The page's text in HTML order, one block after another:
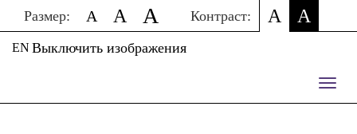
Размер: A A A Контраст: A A
Выключить изображения
EN